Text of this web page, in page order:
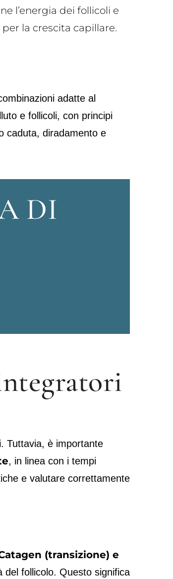
l’energia dei follicoli e
la crescita capillare.
adatte al
e follicoli, con principi
caduta, diradamento e
DI
Tuttavia, è importante
, in linea con i tempi
e valutare correttamente
(transizione) e
del follicolo. Questo significa